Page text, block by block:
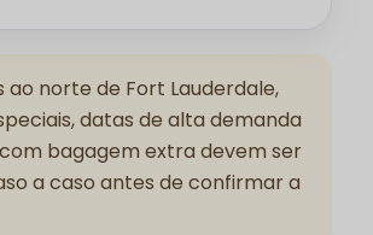
ao norte de Fort Lauderdale,
datas de alta demanda
bagagem extra devem ser
a caso antes de confirmar a